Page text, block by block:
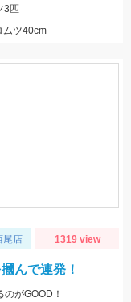
3匹
ムツ40cm
尾店 1319 view
んで連発！
がGOOD！